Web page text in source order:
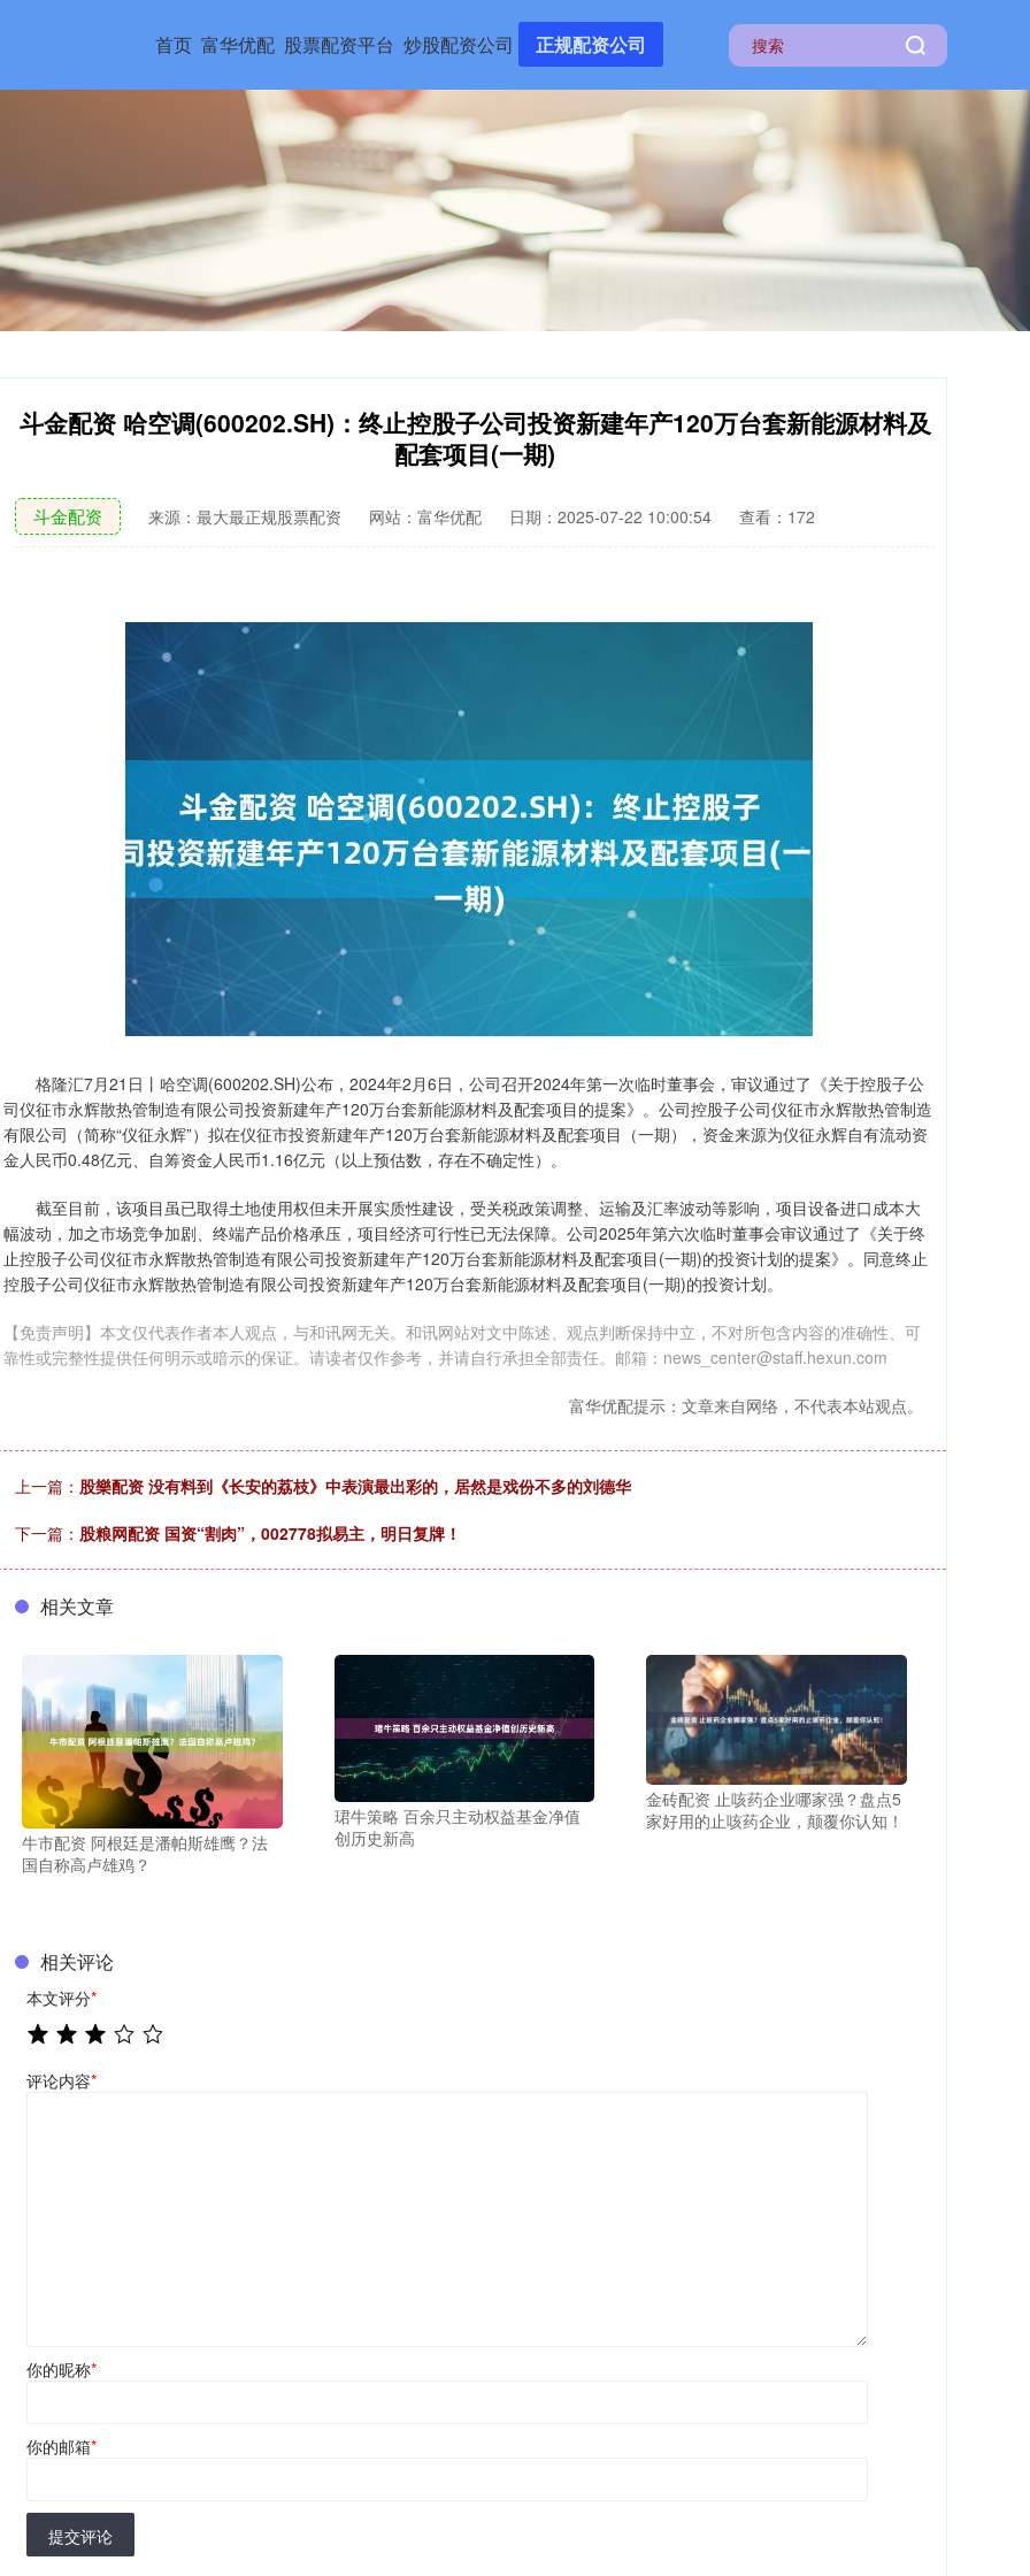
首页 富华优配 股票配资平台 炒股配资公司 正规配资公司
斗金配资 哈空调(600202.SH)：终止控股子公司投资新建年产120万台套新能源材料及
配套项目(一期)
斗金配资 来源：最大最正规股票配资 网站：富华优配 日期：2025-07-22 10:00:54 查看：172
格隆汇7月21日丨哈空调(600202.SH)公布，2024年2月6日，公司召开2024年第一次临时董事会，审议通过了《关于控股子公
司仪征市永辉散热管制造有限公司投资新建年产120万台套新能源材料及配套项目的提案》。公司控股子公司仪征市永辉散热管制造
有限公司（简称“仪征永辉”）拟在仪征市投资新建年产120万台套新能源材料及配套项目（一期），资金来源为仪征永辉自有流动资
金人民币0.48亿元、自筹资金人民币1.16亿元（以上预估数，存在不确定性）。
截至目前，该项目虽已取得土地使用权但未开展实质性建设，受关税政策调整、运输及汇率波动等影响，项目设备进口成本大
幅波动，加之市场竞争加剧、终端产品价格承压，项目经济可行性已无法保障。公司2025年第六次临时董事会审议通过了《关于终
止控股子公司仪征市永辉散热管制造有限公司投资新建年产120万台套新能源材料及配套项目(一期)的投资计划的提案》。同意终止
控股子公司仪征市永辉散热管制造有限公司投资新建年产120万台套新能源材料及配套项目(一期)的投资计划。
【免责声明】本文仅代表作者本人观点，与和讯网无关。和讯网站对文中陈述、观点判断保持中立，不对所包含内容的准确性、可
靠性或完整性提供任何明示或暗示的保证。请读者仅作参考，并请自行承担全部责任。邮箱：news_center@staff.hexun.com
富华优配提示：文章来自网络，不代表本站观点。
上一篇： 股樂配资 没有料到《长安的荔枝》中表演最出彩的，居然是戏份不多的刘德华
下一篇： 股粮网配资 国资“割肉”，002778拟易主，明日复牌！
相关文章
牛市配资 阿根廷是潘帕斯雄鹰？法
国自称高卢雄鸡？
珺牛策略 百余只主动权益基金净值
创历史新高
金砖配资 止咳药企业哪家强？盘点5
家好用的止咳药企业，颠覆你认知！
相关评论
本文评分*
评论内容*
你的昵称*
你的邮箱*
提交评论